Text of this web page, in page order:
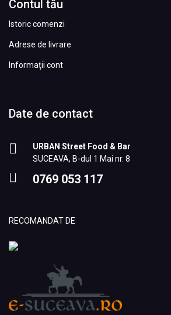
Contul tău
Istoric comenzi
Adrese de livrare
Informaţii cont
Date de contact
URBAN Street Food & Bar
SUCEAVA, B-dul 1 Mai nr. 8
0769 053 117
RECOMANDAT DE